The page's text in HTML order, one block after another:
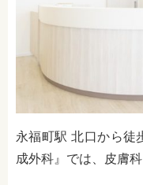
永福町駅 北口から徒
成外科』では、皮膚